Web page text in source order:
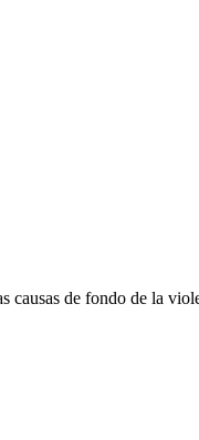
causas de fondo de la